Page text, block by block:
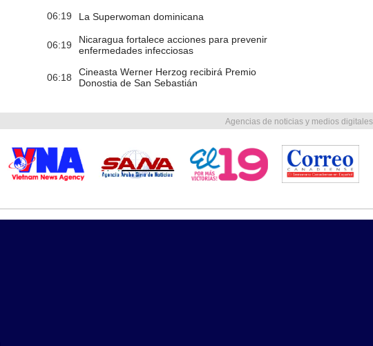
06:19 La Superwoman dominicana
06:19
Nicaragua fortalece acciones para prevenir
enfermedades infecciosas
06:18
Cineasta Werner Herzog recibirá Premio
Donostia de San Sebastián
Agencias de noticias y medios digitales